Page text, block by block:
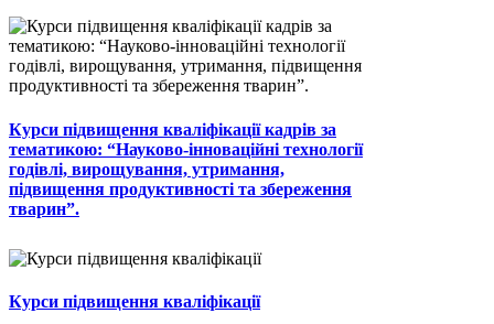
Курси підвищення кваліфікації кадрів за
тематикою: “Науково-інноваційні технології
годівлі, вирощування, утримання,
підвищення продуктивності та збереження
тварин”.
Курси підвищення кваліфікації